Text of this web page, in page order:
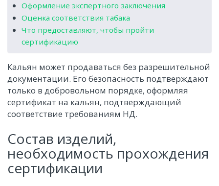
Оформление экспертного заключения
Оценка соответствия табака
Что предоставляют, чтобы пройти
сертификацию
Кальян может продаваться без разрешительной
документации. Его безопасность подтверждают
только в добровольном порядке, оформляя
сертификат на кальян, подтверждающий
соответствие требованиям НД.
Состав изделий,
необходимость прохождения
сертификации